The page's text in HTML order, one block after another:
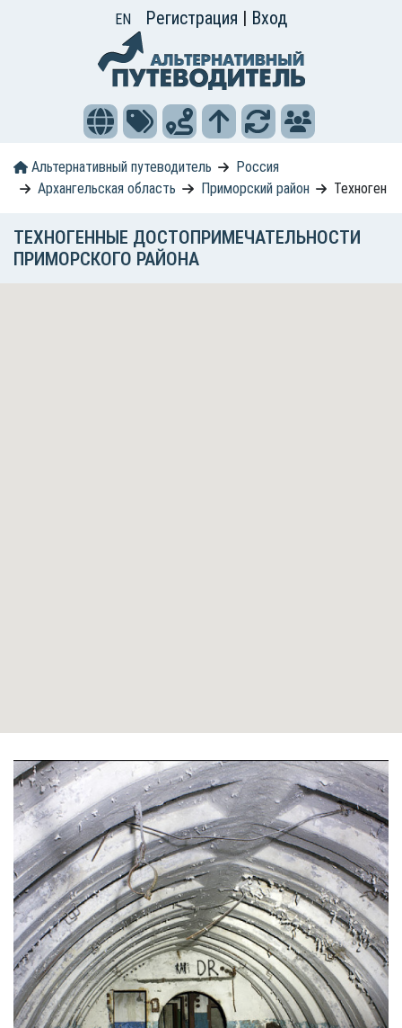
EN Регистрация | Вход
Альтернативный путеводитель
Россия
Архангельская область
Приморский район Техноген
ТЕХНОГЕННЫЕ ДОСТОПРИМЕЧАТЕЛЬНОСТИ
ПРИМОРСКОГО РАЙОНА